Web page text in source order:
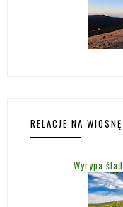
RELACJE NA WIOSNĘ
Wyrypa